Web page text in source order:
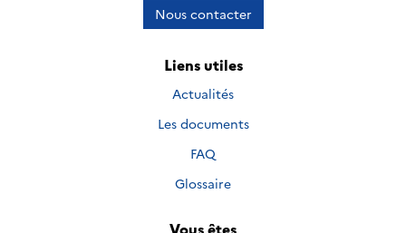
Nous contacter
Liens utiles
Actualités
Les documents
FAQ
Glossaire
Vous êtes